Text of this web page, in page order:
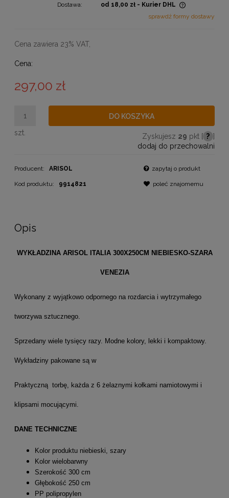
Dostawa:
od 18,00 zł - Kurier DHL
Cena nie zawiera ewentualnych kosztów płatności
sprawdź formy dostawy
Cena zawiera 23% VAT,
Cena:
297,00 zł
szt.
DO KOSZYKA
Zyskujesz 29 pkt [ ? ]
dodaj do przechowalni
Producent: ARISOL
Kod produktu: 9914821
zapytaj o produkt
poleć znajomemu
Opis
WYKŁADZINA ARISOL ITALIA 300X250CM NIEBIESKO-SZARA
VENEZIA
Wykonany z wyjątkowo odpornego na rozdarcia i wytrzymałego
tworzywa sztucznego.
Sprzedany wiele tysięcy razy. Modne kolory, lekki i kompaktowy.
Wykładziny pakowane są w
Praktyczną torbę, każda z 6 żelaznymi kołkami namiotowymi i
klipsami mocującymi.
DANE TECHNICZNE
Kolor produktu niebieski, szary
Kolor wielobarwny
Szerokość 300 cm
Głębokość 250 cm
PP polipropylen